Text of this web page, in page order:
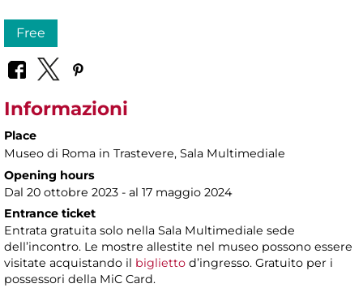
Free
Informazioni
Place
Museo di Roma in Trastevere, Sala Multimediale
Opening hours
Dal 20 ottobre 2023 - al 17 maggio 2024
Entrance ticket
Entrata gratuita solo nella Sala Multimediale sede
dell’incontro. Le mostre allestite nel museo possono essere
visitate acquistando il biglietto d’ingresso. Gratuito per i
possessori della MiC Card.